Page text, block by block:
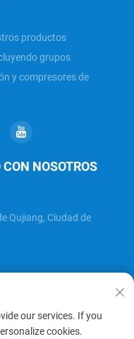
productos
grupos
y compresores de
NOSOTROS
Qujiang, Ciudad de
our services. If you
cookies.